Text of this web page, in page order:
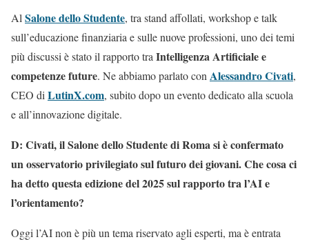
AlSalone dello Studente, tra stand affollati, workshop e talk
sull’educazione finanziaria e sulle nuove professioni, uno dei temi
più discussi è stato il rapporto traIntelligenza Artificiale e
competenze future. Ne abbiamo parlato conAlessandro Civati,
CEO diLutinX.com, subito dopo un evento dedicato alla scuola
e all’innovazione digitale.
D: Civati, il Salone dello Studente di Roma si è confermato
un osservatorio privilegiato sul futuro dei giovani. Che cosa ci
ha detto questa edizione del 2025 sul rapporto tra l’AI e
l’orientamento?
Oggi l’AI non è più un tema riservato agli esperti, ma è entrata